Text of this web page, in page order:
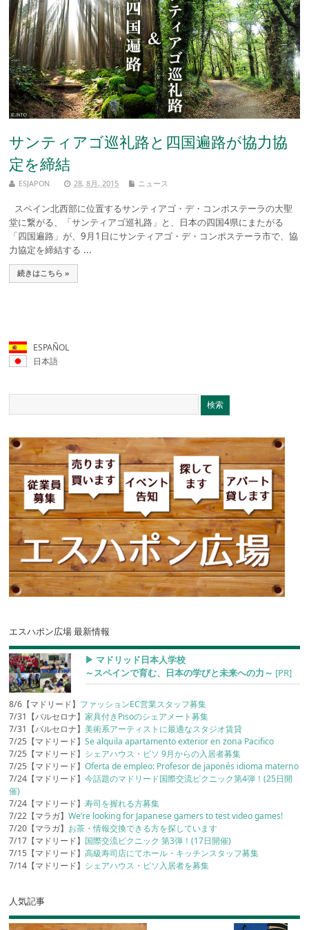
サンティアゴ巡礼路と四国遍路が協力協
定を締結
ESJAPON 28, 8月, 2015 ニュース
スペイン北西部に位置するサンティアゴ・デ・コンポステーラの大聖
堂に繋がる、「サンティアゴ巡礼路」と、日本の四国4県にまたがる
「四国遍路」が、9月1日にサンティアゴ・デ・コンポステーラ市で、協
力協定を締結する ...
続きはこちら »
ESPAÑOL
日本語
エスハポン広場 最新情報
▶︎ マドリッド日本人学校
～スペインで育む、日本の学びと未来への力～ [PR]
8/6【マドリード】 ファッションEC営業スタッフ募集
7/31【バルセロナ】家具付きPisoのシェアメート募集
7/31【バルセロナ】美術系アーティストに最適なスタジオ賃貸
7/25【マドリード】Se alquila apartamento exterior en zona Pacifico
7/25【マドリード】 シェアハウス・ピソ 9月からの入居者募集
7/25【マドリード】Oferta de empleo: Profesor de japonés idioma materno
7/24【マドリード】今話題のマドリード国際交流ピクニック第4弾！(25日開
催)
7/24【マドリード】寿司を握れる方募集
7/22【マラガ】We’re looking for Japanese gamers to test video games!
7/20【マラガ】 お茶・情報交換できる方を探しています
7/17【マドリード】 国際交流ピクニック 第3弾！(17日開催)
7/15【マドリード】高級寿司店にてホール・キッチンスタッフ募集
7/14【マドリード】 シェアハウス・ピソ入居者を募集
人気記事